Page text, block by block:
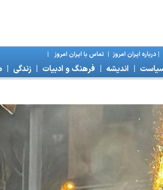
|درباره ايران امروز | تماس با ايران امروز |
| انديشه | فرهنگ و ادبيات |زندگی |